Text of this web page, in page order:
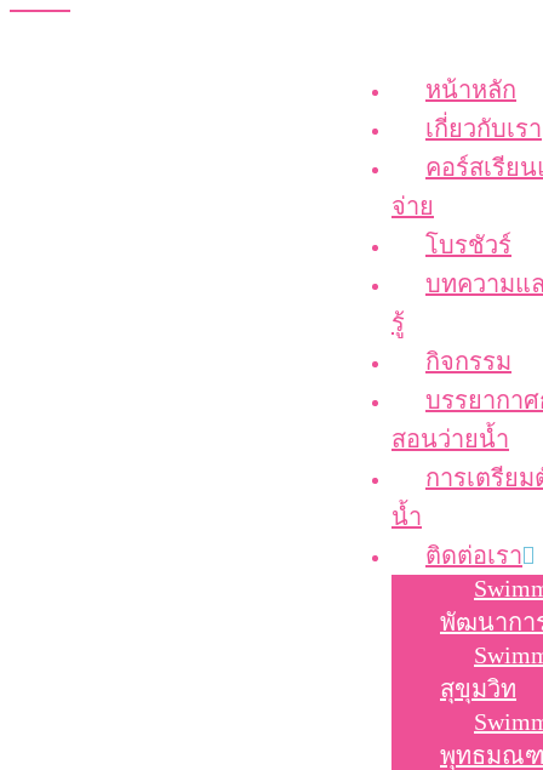
หน้าหลัก
เกี่ยวกับเรา
คอร์สเรีย
จ่าย
โบรชัวร์
บทความแ
รู้
กิจกรรม
บรรยากา
สอนว่ายน้ำ
การเตรียม
น้ำ
ติดต่อเรา
พัฒนากา
สุขุมวิท
พุทธมณ